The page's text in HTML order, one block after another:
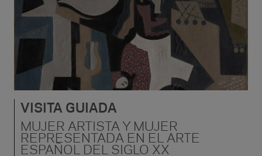
VISITA GUIADA
MUJER ARTISTA Y MUJER
REPRESENTADA EN EL ARTE
ESPAÑOL DEL SIGLO XX